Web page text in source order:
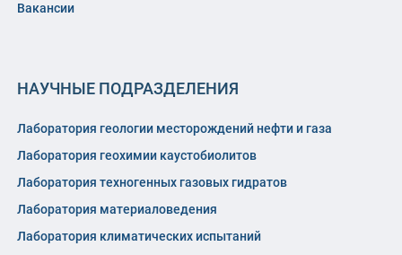
Вакансии
НАУЧНЫЕ ПОДРАЗДЕЛЕНИЯ
Лаборатория геологии месторождений нефти и газа
Лаборатория геохимии каустобиолитов
Лаборатория техногенных газовых гидратов
Лаборатория материаловедения
Лаборатория климатических испытаний